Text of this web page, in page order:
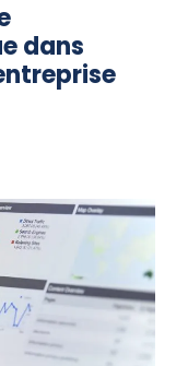
dans